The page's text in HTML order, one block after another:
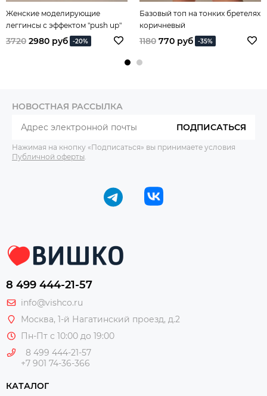
Женские моделирующие
леггинсы с эффектом "push up"
3720 2980 руб -20%
Базовый топ на тонких бретелях
коричневый
1180 770 руб -35%
НОВОСТНАЯ РАССЫЛКА
ПОДПИСАТЬСЯ
Нажимая на кнопку «Подписаться» вы принимаете условия
Публичной оферты
8 499 444-21-57
info@vishco.ru
Москва, 1-й Нагатинский проезд, д.2
Пн-Пт с 10:00 до 19:00
8 499 444-21-57
+7 901 74-36-366
КАТАЛОГ